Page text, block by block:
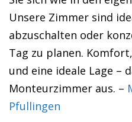
Unsere Zimmer sind
abzuschalten oder
Tag zu planen.
und eine ideale Lage –
Monteurzimmer aus. –
Pfullingen